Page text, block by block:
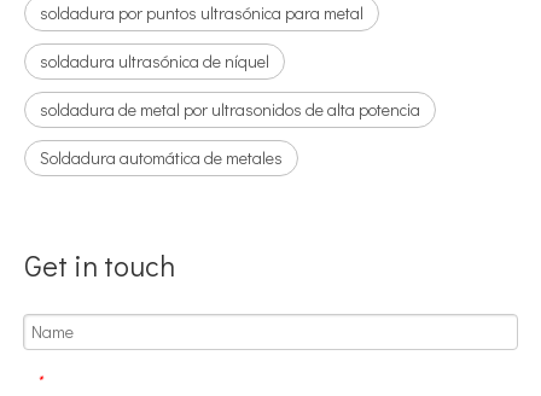
Actualmente, la investigación sobre la extracción de antioxidantes y
soldadura por puntos ultrasónica para metal
soldadura ultrasónica de níquel
soldadura de metal por ultrasonidos de alta potencia
Soldadura automática de metales
Get in touch
*